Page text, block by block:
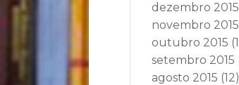
dezembro 2015
novembro 2015
outubro 2015
setembro 2015
agosto 2015 (12)